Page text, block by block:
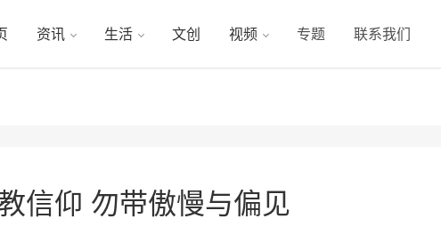
资讯 生活 文创 视频 专题 联系我们
信仰 勿带傲慢与偏见